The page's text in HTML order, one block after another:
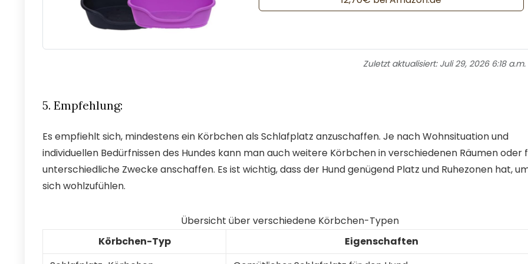
Zuletzt aktualisiert: Juli 29, 2026 6:18 a.m.
5. Empfehlung:
Es empfiehlt sich, mindestens ein Körbchen als Schlafplatz anzuschaffen. Je nach Wohnsituation und
individuellen Bedürfnissen des Hundes kann man auch weitere Körbchen in verschiedenen Räumen oder
unterschiedliche Zwecke anschaffen. Es ist wichtig, dass der Hund genügend Platz und Ruhezonen hat,
sich wohlzufühlen.
Übersicht über verschiedene Körbchen-Typen
Körbchen-Typ
Eigenschaften